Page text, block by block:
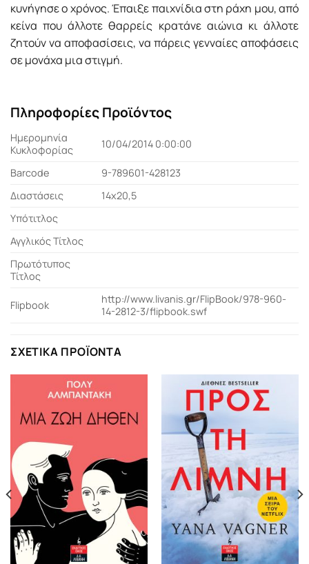
κυνήγησε ο χρόνος. Έπαιξε παιχνίδια στη ράχη µου, από
κείνα που άλλοτε θαρρείς κρατάνε αιώνια κι άλλοτε
ζητούν να αποφασίσεις, να πάρεις γενναίες αποφάσεις
σε µονάχα µια στιγµή.
Πληροφορίες Προϊόντος
Ημερομηνία
Κυκλοφορίας
10/04/2014 0:00:00
Barcode
9-789601-428123
Διαστάσεις
14x20,5
Υπότιτλος
Αγγλικός Τίτλος
Πρωτότυπος
Τίτλος
Flipbook
http://www.livanis.gr/FlipBook/978-960-
14-2812-3/flipbook.swf
ΣΧΕΤΙΚΆ ΠΡΟΪΌΝΤΑ